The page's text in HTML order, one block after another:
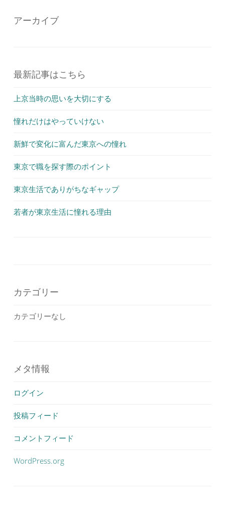
アーカイブ
最新記事はこちら
上京当時の思いを大切にする
憧れだけはやっていけない
新鮮で変化に富んだ東京への憧れ
東京で職を探す際のポイント
東京生活でありがちなギャップ
若者が東京生活に憧れる理由
カテゴリー
カテゴリーなし
メタ情報
ログイン
投稿フィード
コメントフィード
WordPress.org